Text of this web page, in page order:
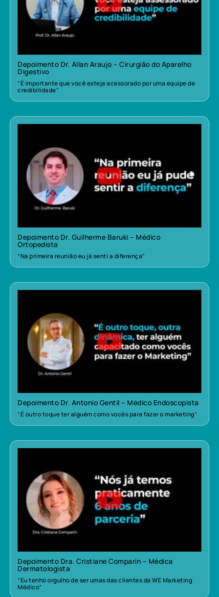
Depoimento Dr. Allan Araujo – Cirurgião do Aparelho
Digestivo
“É importante que você esteja acessorado por uma equipe de
credibilidade”
Depoimento Dr. Guilherme Baruki – Médico
Ortopedista
“Na primeira reunião eu já senti a diferença”
Depoimento Dr. Antonio Gentil – Médico Endoscopista
“É outro toque ter alguém como vocês para fazer o marketing”
Depoimento Dra. Cristiane Comparin – Médica
Dermatologista
“Eu tenho orgulho de ser umas das clientes da WE Marketing
Médico”